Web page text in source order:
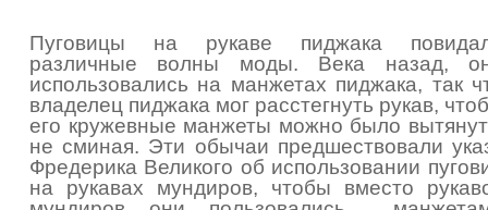
Пуговицы на рукаве пиджака
различные волны моды. Века назад,
использовались на манжетах пиджака, так
владелец пиджака мог расстегнуть рукав,
его кружевные манжеты можно было
не сминая. Эти обычаи предшествовали
Фредерика Великого об использовании
на рукавах мундиров, чтобы вместо